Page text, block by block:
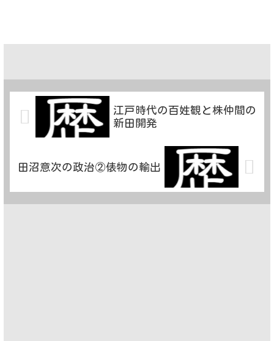
江戸時代の百姓観と株仲間の
新田開発
田沼意次の政治②俵物の輸出